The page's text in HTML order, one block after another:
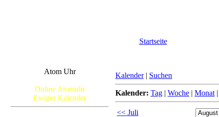
Startseite
Atom Uhr
Online Atomuhr
Ewiger Kalender
Kalender | Suchen
Kalender: Tag | Woche | Monat
<< Juli